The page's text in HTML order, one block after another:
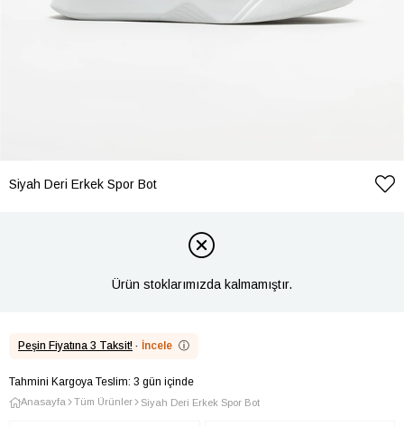
Siyah Deri Erkek Spor Bot
Ürün stoklarımızda kalmamıştır.
Peşin Fiyatına 3 Taksit! · İncele ⓘ
Tahmini Kargoya Teslim: 3 gün içinde
Anasayfa Tüm Ürünler Siyah Deri Erkek Spor Bot